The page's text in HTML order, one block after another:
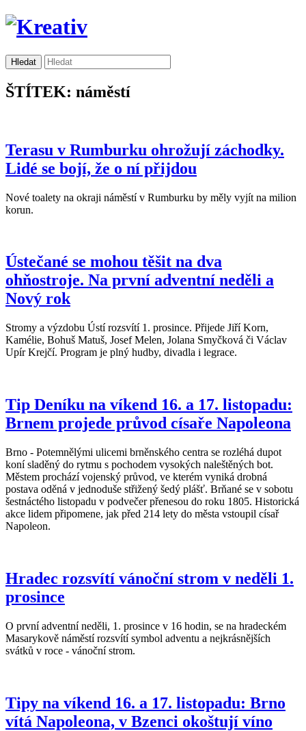
ŠTÍTEK: náměstí
Terasu v Rumburku ohrožují záchodky.
Lidé se bojí, že o ní přijdou
Nové toalety na okraji náměstí v Rumburku by měly vyjít na milion
korun.
Ústečané se mohou těšit na dva
ohňostroje. Na první adventní neděli a
Nový rok
Stromy a výzdobu Ústí rozsvítí 1. prosince. Přijede Jiří Korn,
Kamélie, Bohuš Matuš, Josef Melen, Jolana Smyčková či Václav
Upír Krejčí. Program je plný hudby, divadla i legrace.
Tip Deníku na víkend 16. a 17. listopadu:
Brnem projede průvod císaře Napoleona
Brno - Potemnělými ulicemi brněnského centra se rozléhá dupot
koní sladěný do rytmu s pochodem vysokých naleštěných bot.
Městem prochází vojenský průvod, ve kterém vyniká drobná
postava oděná v jednoduše střižený šedý plášť. Brňané se v sobotu
šestnáctého listopadu v podvečer přenesou do roku 1805. Historická
akce lidem připomene, jak před 214 lety do města vstoupil císař
Napoleon.
Hradec rozsvítí vánoční strom v neděli 1.
prosince
O první adventní neděli, 1. prosince v 16 hodin, se na hradeckém
Masarykově náměstí rozsvítí symbol adventu a nejkrásnějších
svátků v roce - vánoční strom.
Tipy na víkend 16. a 17. listopadu: Brno
vítá Napoleona, v Bzenci okoštují víno